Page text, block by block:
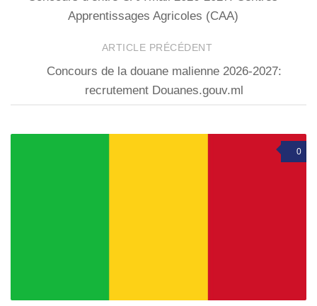
Apprentissages Agricoles (CAA)
ARTICLE PRÉCÉDENT
Concours de la douane malienne 2026-2027:
recrutement Douanes.gouv.ml
0